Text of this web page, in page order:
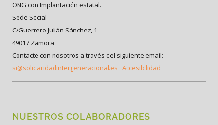
ONG con Implantación estatal.
Sede Social
C/Guerrero Julián Sánchez, 1
49017 Zamora
Contacte con nosotros a través del siguiente email:
si@solidaridadintergeneracional.es Accesibilidad
NUESTROS COLABORADORES